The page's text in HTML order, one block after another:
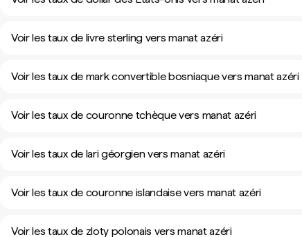
Voir les taux de livre sterling vers manat azéri
Voir les taux de mark convertible bosniaque vers manat azéri
Voir les taux de couronne tchèque vers manat azéri
Voir les taux de lari géorgien vers manat azéri
Voir les taux de couronne islandaise vers manat azéri
Voir les taux de zloty polonais vers manat azéri